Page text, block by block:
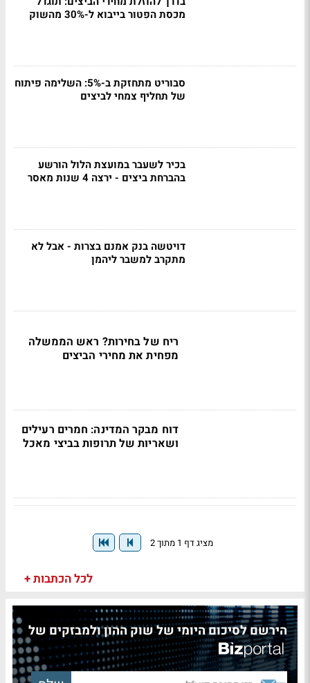
מכסת הפטור בייבוא ל-30% מהשוק
סבוריט מתחזקת ב-5%: השלימה פיתוח
של תחליף צמחי לביצים
בכיר לשעבר במועצת הלול הורשע
בהברחת ביצים - ירצה 4 שנות מאסר
דויטשה בנק אמנם בצרות - אבל לא
מתקרב למשבר ליהמן
ריח של בחירות? ראש הממשלה
מפחית את מחירי הביצים
דוח מבקר המדינה: חמרים רעילים
ושאריות של תרופות בביצי מאכל
מציג דף 1 מתוך 2
לכל הכתבות +
הירשם לסיכום היומי של שוק ההון ולמבזקים של